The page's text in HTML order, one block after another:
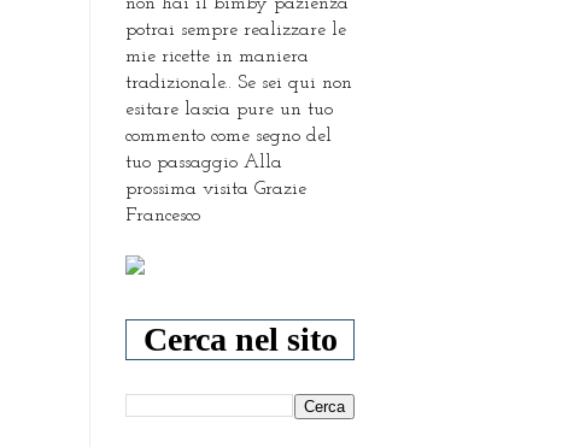
potrai sempre realizzare le
mie ricette in maniera
tradizionale.. Se sei qui non
esitare lascia pure un tuo
commento come segno del
tuo passaggio Alla
prossima visita Grazie
Francesco
Cerca nel sito